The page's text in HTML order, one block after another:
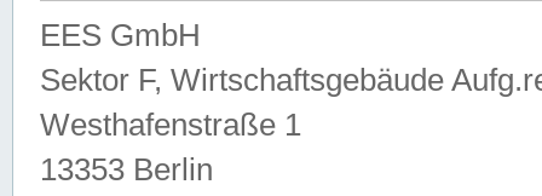
EES GmbH
Sektor F, Wirtschaftsgebäude
Westhafenstraße 1
13353 Berlin